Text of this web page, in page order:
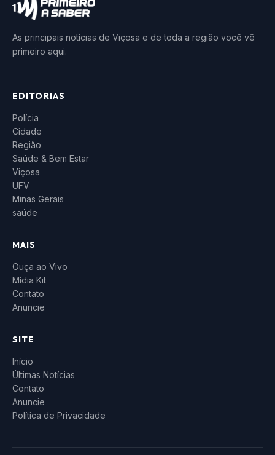
As principais notícias de Viçosa e de toda a região você vê
primeiro aqui.
EDITORIAS
Polícia
Cidade
Região
Saúde & Bem Estar
Viçosa
UFV
Minas Gerais
saúde
MAIS
Ouça ao Vivo
Mídia Kit
Contato
Anuncie
SITE
Início
Últimas Notícias
Contato
Anuncie
Política de Privacidade